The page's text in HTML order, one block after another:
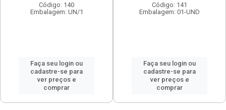
Código: 140
Embalagem: UN/1
Faça seu login ou
cadastre-se para
ver preços e
comprar
Código: 141
Embalagem: 01-UND
Faça seu login ou
cadastre-se para
ver preços e
comprar